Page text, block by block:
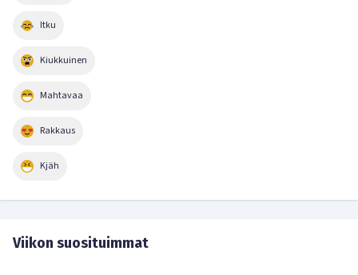
Itku
Kiukkuinen
Mahtavaa
Rakkaus
Kjäh
Viikon suosituimmat